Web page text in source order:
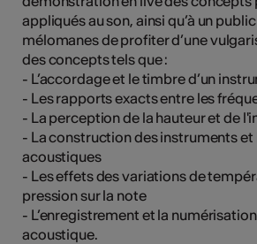
appliqués au son, ainsi qu’à un
mélomanes de profiter d’une
des concepts tels que :
- L’accordage et le timbre d’un
- Les rapports exacts entre les
- La perception de la hauteur et de
- La construction des instruments et
acoustiques
- Les effets des variations de
pression sur la note
- L’enregistrement et la
acoustique.